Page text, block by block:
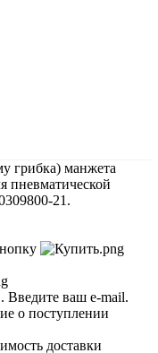
грибка) манжета
пневматической
21.
Введите ваш e-mail.
о поступлении
доставки